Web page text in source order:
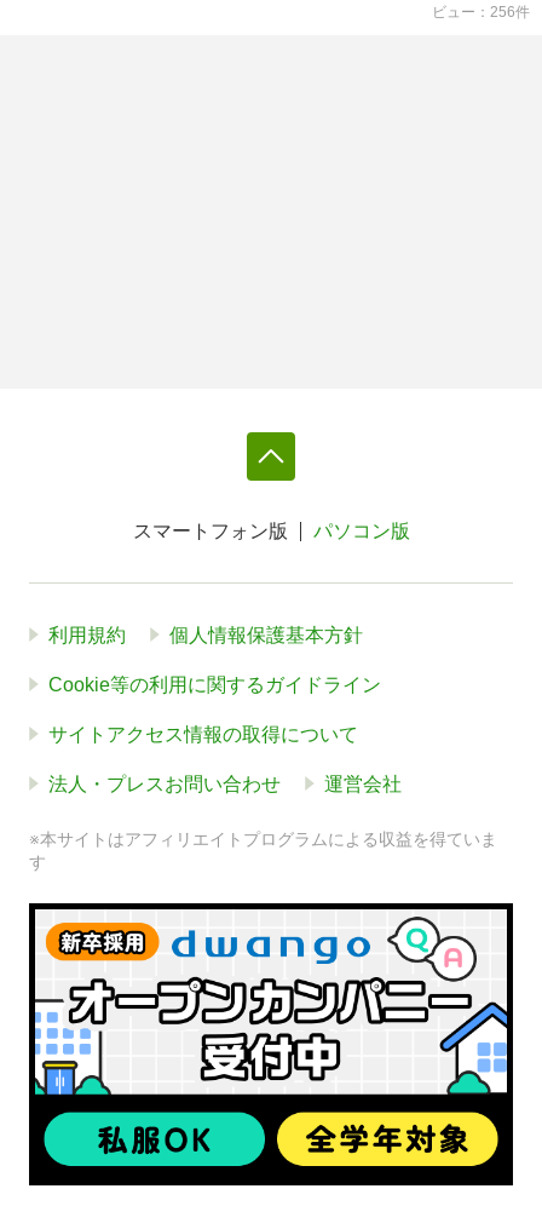
ビュー
256件
スマートフォン版 パソコン版
利用規約 個人情報保護基本方針
Cookie等の利用に関するガイドライン
サイトアクセス情報の取得について
法人・プレスお問い合わせ 運営会社
※本サイトはアフィリエイトプログラムによる収益を得ていま
す